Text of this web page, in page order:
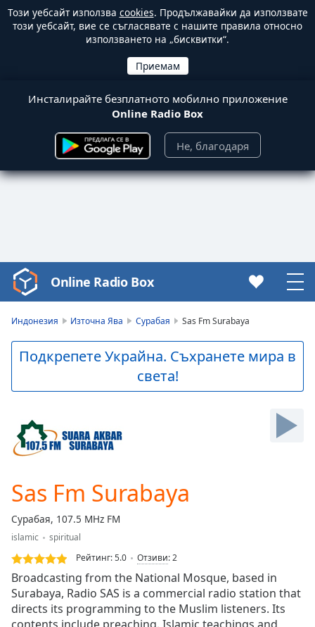
Този уебсайт използва cookies. Продължавайки да използвате
този уебсайт, вие се съгласявате с нашите правила относно
използването на „бисквитки“.
Инсталирайте безплатното мобилно приложение
Online Radio Box
Не, благодаря
Video
Player
Play
Video
Skip
Skip
Forward
Mute
Loaded:
0.00%
Stream
Type
LIVE
Seek to
live,
currently
behind
Online Radio Box
Индонезия Източна Ява Сурабая Sas Fm Surabaya
Подкрепете Украйна. Съхранете мира в
света!
Sas Fm Surabaya
Сурабая, 107.5 MHz FM
islamic
spiritual
Рейтинг:5.0 Отзиви:2
Broadcasting from the National Mosque, based in
Surabaya, Radio SAS is a commercial radio station that
directs its programming to the Muslim listeners. Its